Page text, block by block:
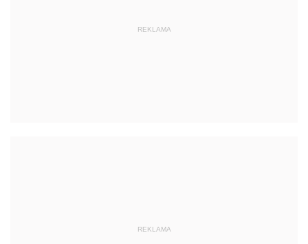
REKLAMA
REKLAMA